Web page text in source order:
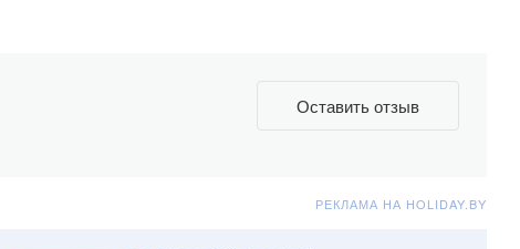
Оставить отзыв
РЕКЛАМА НА HOLIDAY.BY